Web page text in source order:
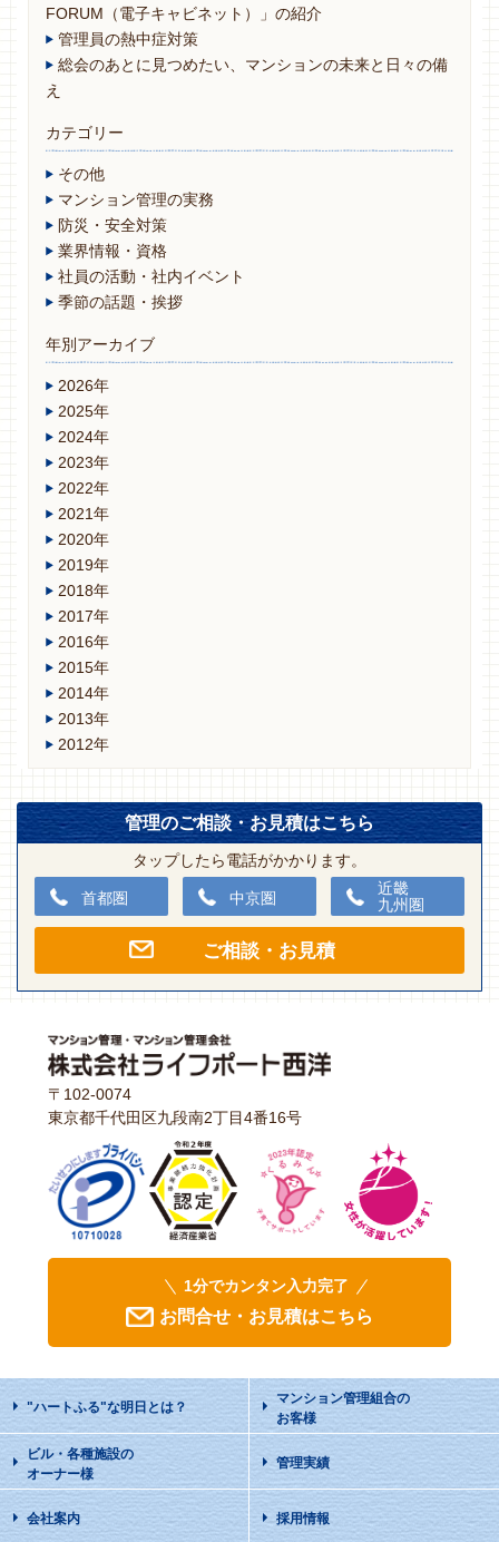
FORUM（電子キャビネット）」の紹介
管理員の熱中症対策
総会のあとに見つめたい、マンションの未来と日々の備
え
カテゴリー
その他
マンション管理の実務
防災・安全対策
業界情報・資格
社員の活動・社内イベント
季節の話題・挨拶
年別アーカイブ
2026年
2025年
2024年
2023年
2022年
2021年
2020年
2019年
2018年
2017年
2016年
2015年
2014年
2013年
2012年
管理のご相談・お見積はこちら
タップしたら電話がかかります。
首都圏 中京圏
近畿
九州圏
ご相談・お見積
〒102-0074
東京都千代田区九段南2丁目4番16号
1分でカンタン入力完了
お問合せ・お見積はこちら
"ハートふる"な明日 とは？
マンション管理組合の
お客様
ビル・各種施設の
オーナー様
管理実績
会社案内 採用情報